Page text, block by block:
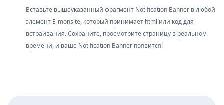
Вставьте вышеуказанный фрагмент Notification Banner в любой
элемент E-monsite, который принимает html или код для
встраивания. Сохраните, просмотрите страницу в реальном
времени, и ваше Notification Banner появится!